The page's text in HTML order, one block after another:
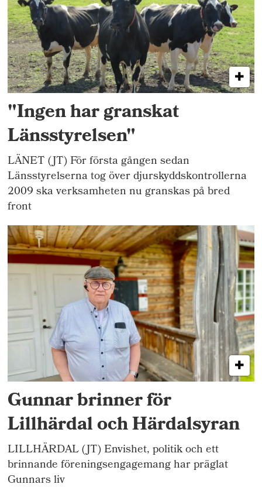
"Ingen har granskat
Länsstyrelsen"
LÄNET (JT) För första gången sedan
Länsstyrelserna tog över djurskyddskontrollerna
2009 ska verksamheten nu granskas på bred
front
Gunnar brinner för
Lillhärdal och Härdalsyran
LILLHÄRDAL (JT) Envishet, politik och ett
brinnande föreningsengagemang har präglat
Gunnars liv